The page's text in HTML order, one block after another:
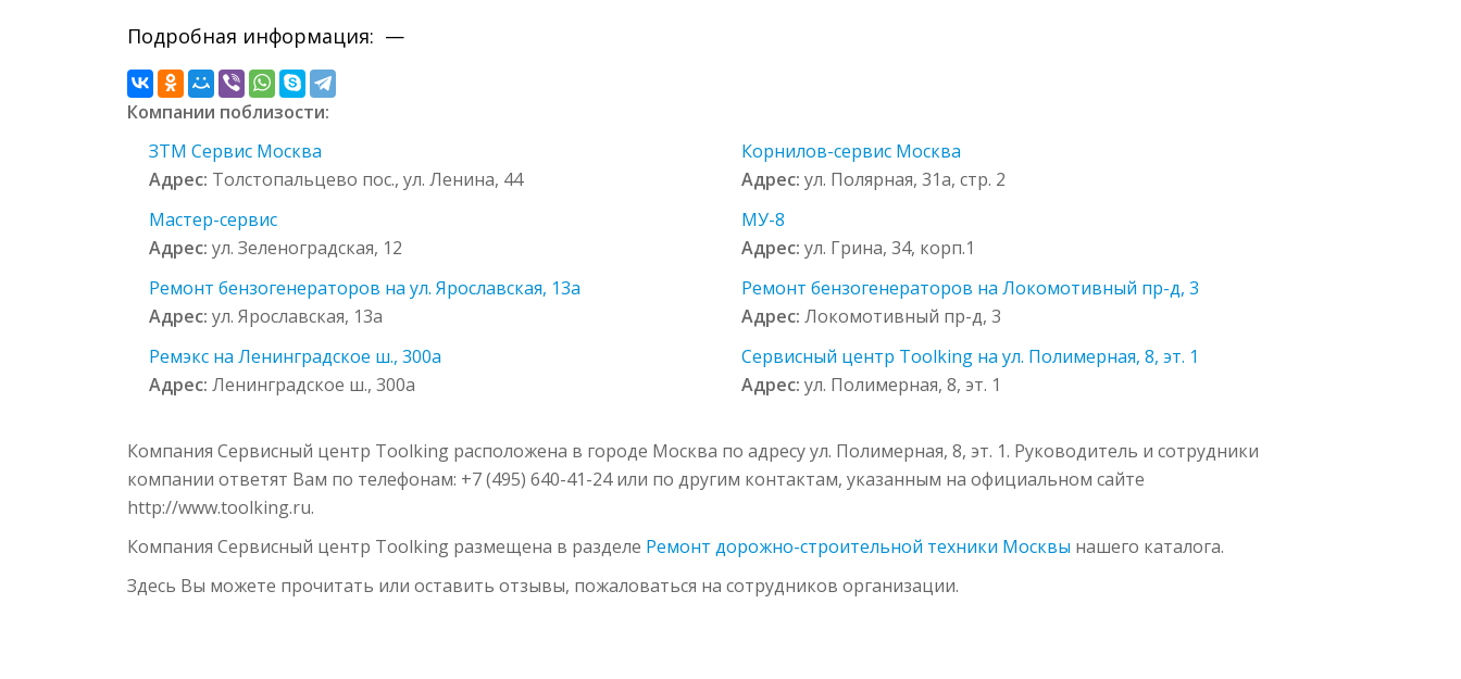
Подробная информация: —
Компании поблизости:
ЗТМ Сервис Москва
Адрес: Толстопальцево пос., ул. Ленина, 44
Корнилов-сервис Москва
Адрес: ул. Полярная, 31а, стр. 2
Мастер-сервис
Адрес: ул. Зеленоградская, 12
МУ-8
Адрес: ул. Грина, 34, корп.1
Ремонт бензогенераторов на ул. Ярославская, 13а
Адрес: ул. Ярославская, 13а
Ремонт бензогенераторов на Локомотивный пр-д, 3
Адрес: Локомотивный пр-д, 3
Ремэкс на Ленинградское ш., 300а
Адрес: Ленинградское ш., 300а
Сервисный центр Toolking на ул. Полимерная, 8, эт. 1
Адрес: ул. Полимерная, 8, эт. 1
Компания Сервисный центр Toolking расположена в городе Москва по адресу ул. Полимерная, 8, эт. 1. Руководитель и сотрудники
компании ответят Вам по телефонам: +7 (495) 640-41-24 или по другим контактам, указанным на официальном сайте
http://www.toolking.ru.
Компания Сервисный центр Toolking размещена в разделе Ремонт дорожно-строительной техники Москвы нашего каталога.
Здесь Вы можете прочитать или оставить отзывы, пожаловаться на сотрудников организации.